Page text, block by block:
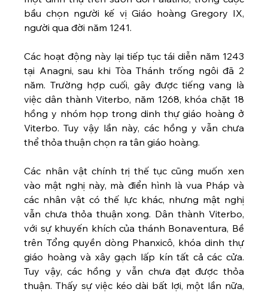
bầu chọn người kế vị Giáo hoàng Gregory IX,
người qua đời năm 1241.
Các hoạt động này lại tiếp tục tái diễn năm 1243
tại Anagni, sau khi Tòa Thánh trống ngôi đã 2
năm. Trường hợp cuối, gây được tiếng vang là
việc dân thành Viterbo, năm 1268, khóa chặt 18
hồng y nhóm họp trong dinh thự giáo hoàng ở
Viterbo. Tuy vậy lần này, các hồng y vẫn chưa
thể thỏa thuận chọn ra tân giáo hoàng.
Các nhân vật chính trị thế tục cũng muốn xen
vào mật nghị này, mà điển hình là vua Pháp và
các nhân vật có thế lực khác, nhưng mật nghị
vẫn chưa thỏa thuận xong. Dân thành Viterbo,
với sự khuyến khích của thánh Bonaventura, Bề
trên Tổng quyền dòng Phanxicô, khóa dinh thự
giáo hoàng và xây gạch lấp kín tất cả các cửa.
Tuy vậy, các hồng y vẫn chưa đạt được thỏa
thuận. Thấy sự việc kéo dài bất lợi, một lần nữa,